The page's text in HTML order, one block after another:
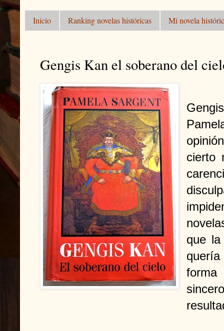
Inicio Ranking novelas históricas Mi novela
Gengis Kan el soberano del
cierto
que